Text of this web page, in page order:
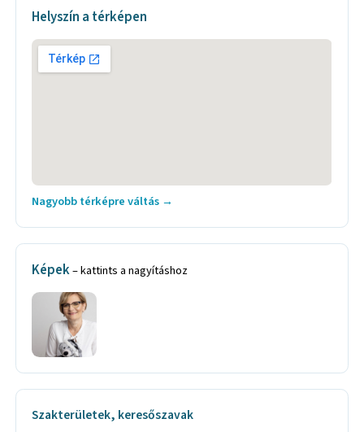
Helyszín a térképen
Nagyobb térképre váltás →
Képek– kattints a nagyításhoz
Szakterületek, keresőszavak